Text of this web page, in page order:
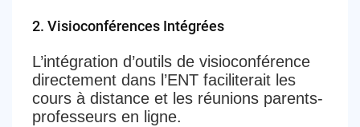
2. Visioconférences Intégrées
L’intégration d’outils de visioconférence
directement dans l’ENT faciliterait les
cours à distance et les réunions parents-
professeurs en ligne.